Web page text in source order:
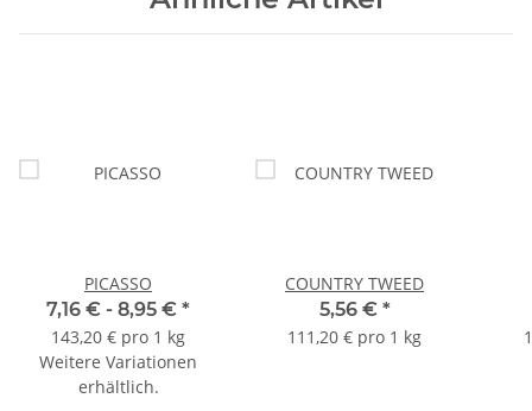
PICASSO
7,16 € - 8,95 € *
143,20 € pro 1 kg
Weitere Variationen
erhältlich.
COUNTRY TWEED
5,56 € *
111,20 € pro 1 kg